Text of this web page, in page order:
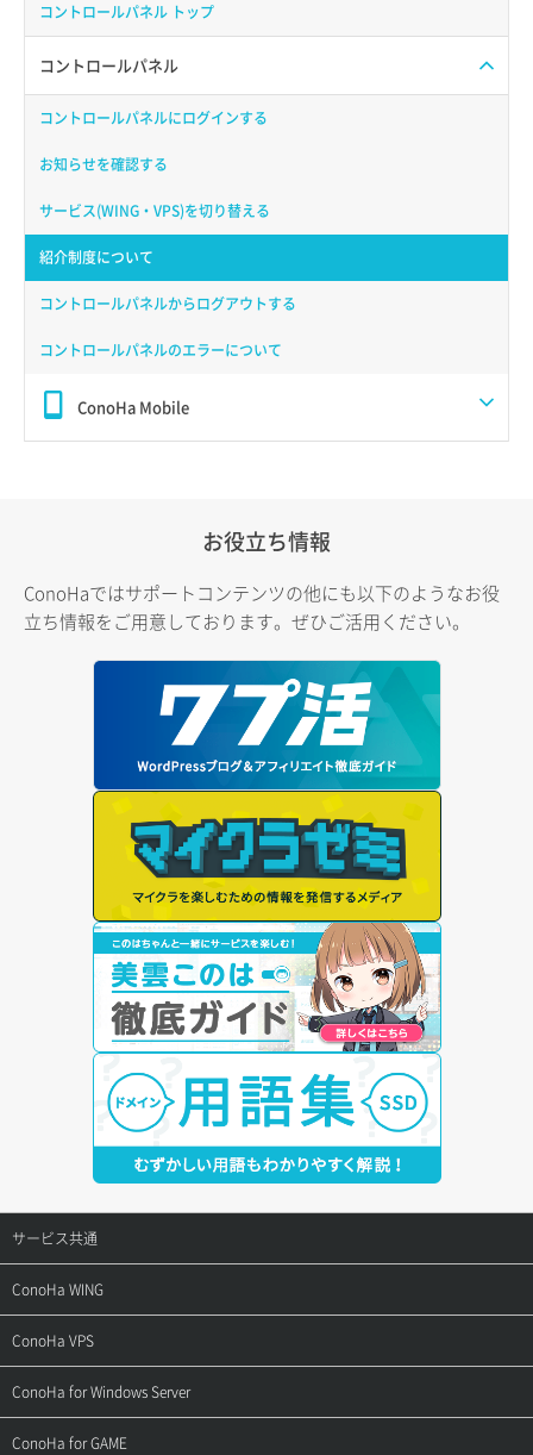
コントロールパネル トップ
コントロールパネル
コントロールパネルにログインする
お知らせを確認する
サービス(WING・VPS)を切り替える
紹介制度について
コントロールパネルからログアウトする
コントロールパネルのエラーについて
ConoHa Mobile
お役立ち情報
ConoHaではサポートコンテンツの他にも以下のようなお役
立ち情報をご用意しております。ぜひご活用ください。
サービス共通
サポートトップ
ご契約・お支払い
用語集
ConoHa WING
サポートトップ
ご利用ガイド
ConoHa VPS
サポートトップ
ご利用ガイド
ConoHa for Windows Server
サポートトップ
ConoHa for GAME